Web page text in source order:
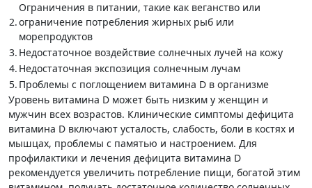
2.
Ограничения в питании, такие как веганство или
ограничение потребления жирных рыб или
морепродуктов
3. Недостаточное воздействие солнечных лучей на кожу
4. Недостаточная экспозиция солнечным лучам
5. Проблемы с поглощением витамина D в организме
Уровень витамина D может быть низким у женщин и
мужчин всех возрастов. Клинические симптомы дефицита
витамина D включают усталость, слабость, боли в костях и
мышцах, проблемы с памятью и настроением. Для
профилактики и лечения дефицита витамина D
рекомендуется увеличить потребление пищи, богатой этим